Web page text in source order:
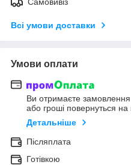
Всі умови доставки
Умови оплати
Ви отримаєте замовлення
або гроші повернуться на
Детальніше
Післяплата
Готівкою